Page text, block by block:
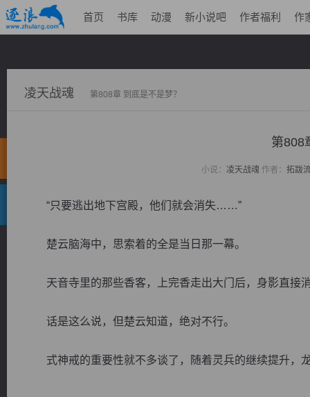
首页 书库 动漫 新小说吧 作者福利 作
凌天战魂 第808章 到底是不是梦？
第808
小说： 凌天战魂作者： 拓跋
“只要逃出地下宫殿，他们就会消失……”
楚云脑海中，思索着的全是当日那一幕。
天音寺里的那些香客，上完香走出大门后，身影直接
话是这么说，但楚云知道，绝对不行。
式神戒的重要性就不多谈了，随着灵兵的继续提升，